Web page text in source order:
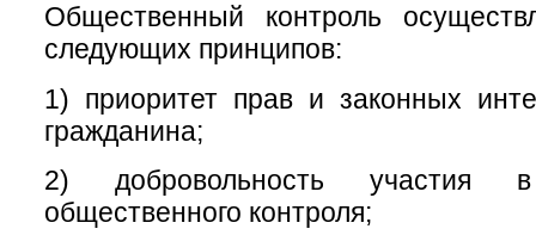
Общественный контроль
следующих принципов:
1) приоритет прав и законных
гражданина;
2) добровольность участия в
общественного контроля;